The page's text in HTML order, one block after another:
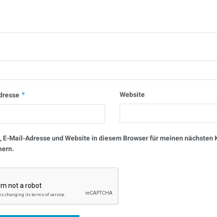
* Website
E-Mail-Adresse und Website in diesem Browser für meinen nächsten